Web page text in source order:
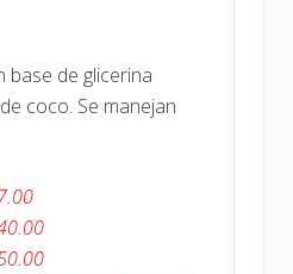
base de glicerina
coco. Se manejan